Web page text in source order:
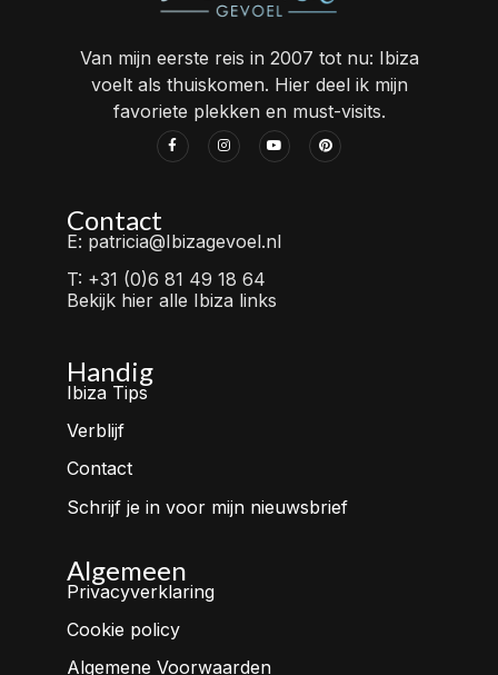
Van mijn eerste reis in 2007 tot nu: Ibiza
voelt als thuiskomen. Hier deel ik mijn
favoriete plekken en must-visits.
Contact
E: patricia@Ibizagevoel.nl
T: +31 (0)6 81 49 18 64
Bekijk hier alle Ibiza links
Handig
Ibiza Tips
Verblijf
Contact
Schrijf je in voor mijn nieuwsbrief
Algemeen
Privacyverklaring
Cookie policy
Algemene Voorwaarden